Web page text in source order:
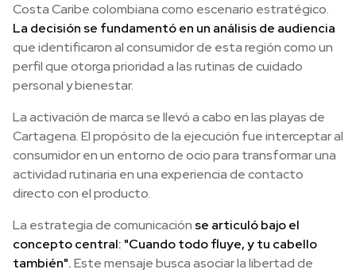
Costa Caribe colombiana como escenario estratégico.
La decisión se fundamentó en un análisis de audiencia
que identificaron al consumidor de esta región como un
perfil que otorga prioridad a las rutinas de cuidado
personal y bienestar.
La activación de marca se llevó a cabo en las playas de
Cartagena. El propósito de la ejecución fue interceptar al
consumidor en un entorno de ocio para transformar una
actividad rutinaria en una experiencia de contacto
directo con el producto.
La estrategia de comunicación se articuló bajo el
concepto central: "Cuando todo fluye, y tu cabello
también".Este mensaje busca asociar la libertad de